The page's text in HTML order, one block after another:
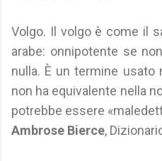
Volgo. Il volgo è come il
arabe: onnipotente se
nulla. È un termine usato
non ha equivalente nella
potrebbe essere
Ambrose Bierce,